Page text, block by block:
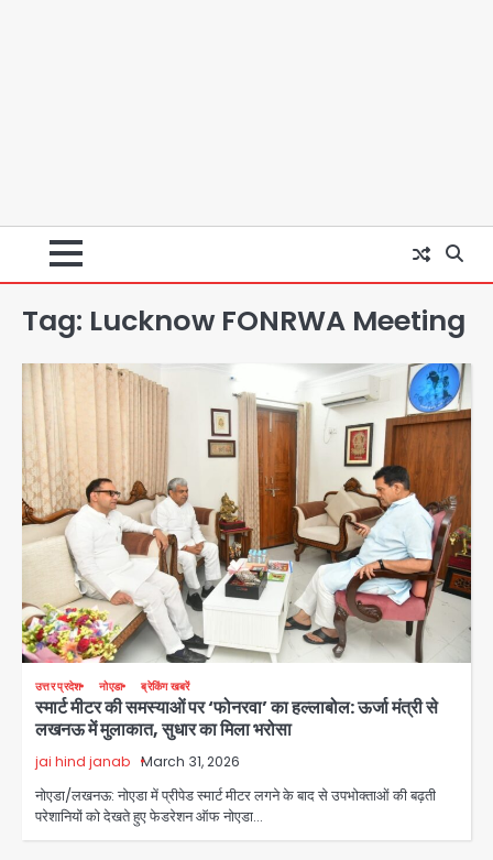
Tag: Lucknow FONRWA Meeting
उत्तर प्रदेश नोएडा ब्रेकिंग खबरें
स्मार्ट मीटर की समस्याओं पर ‘फोनरवा’ का हल्लाबोल: ऊर्जा मंत्री से
लखनऊ में मुलाकात, सुधार का मिला भरोसा
jai hind janab March 31, 2026
नोएडा/लखनऊ: नोएडा में प्रीपेड स्मार्ट मीटर लगने के बाद से उपभोक्ताओं की बढ़ती
परेशानियों को देखते हुए फेडरेशन ऑफ नोएडा…
स्वतंत्रता दिवस पर फूलप्रूफ सुरक्षा को लेकर
दिल्ली पुलिस मुख्यालय में मंथन
Team JHJ
3
Petrol bomb attack on Shakib
Al Hasan’s house: शेख हसीना की
वर्चुअल प्रेस कॉन्फ्रेंस में जुड़ने पर भड़का
गुस्सा, शाकिब अल हसन के मगुरा स्थित घर पर
पेट्रोल बम से हमला
Avinash Kumar
4
Rasra Assembly seat: बसपा के
इकलौते विधायक उमाशंकर सिंह का निधन, दो
साल से कैंसर से जूझ रहे थे
Avinash Kumar
डीएम अस्मिता लाल ने गोद में उठाकर दिया
अपनत्व का सहारा
Team JHJ
आॅपरेशन विस्टा 1.0: वीजा शर्तों का उल्लंघन
करने वाले 11 बांग्लादेशी नागरिक सेंट्रल जिला